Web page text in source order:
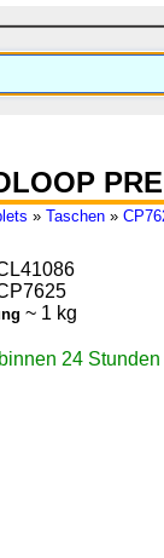
» Taschen »
~ 1 kg
24